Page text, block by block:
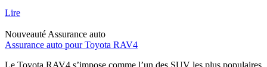
Lire
Nouveauté Assurance auto
Assurance auto pour Toyota RAV4